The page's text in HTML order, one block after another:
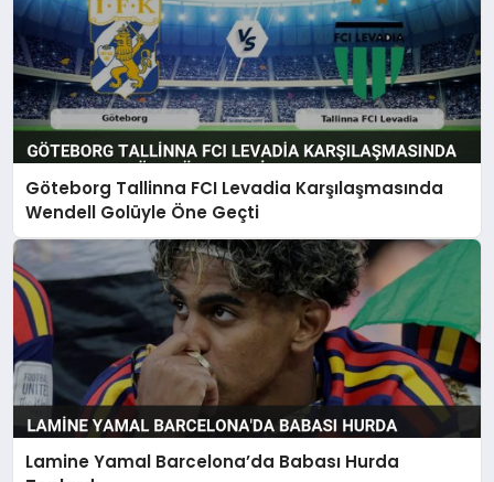
Göteborg Tallinna FCI Levadia Karşılaşmasında
Wendell Golüyle Öne Geçti
Lamine Yamal Barcelona’da Babası Hurda